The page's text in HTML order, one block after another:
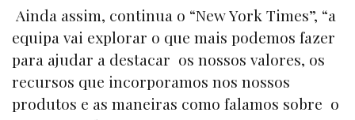
Ainda assim, continua o “New York Times”, “a
equipa vai explorar o que mais podemos fazer
para ajudar a destacar os nossos valores, os
recursos que incorporamos nos nossos
produtos e as maneiras como falamos sobre o